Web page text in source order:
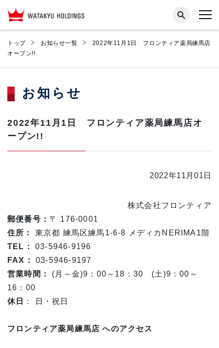
トップ お知らせ一覧
2022年11月1日 フロンティア薬局練馬店
オープン!!
お知らせ
2022年11月1日 フロンティア薬局練馬店オ
ープン!!
2022年11月01日
株式会社フロンティア
郵便番号： 〒 176-0001
住所：
東京都 練馬区練馬1-6-8 メディカNERIMA1階
TEL：
03-5946-9196
FAX：
03-5946-9197
営業時間：
(月～金)9：00～18：30 (土)9：00～
16：00
休日
： 日・祝日
フロンティア薬局練馬店 へのアクセス